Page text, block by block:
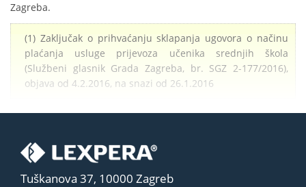
Zagreba.
(1) Zaključak o prihvaćanju sklapanja ugovora o načinu
plaćanja usluge prijevoza učenika srednjih škola
(Službeni glasnik Grada Zagreba, br. SGZ 2-177/2016),
objava od 4.2.2016, na snazi od 26.1.2016
Tuškanova 37, 10000 Zagreb